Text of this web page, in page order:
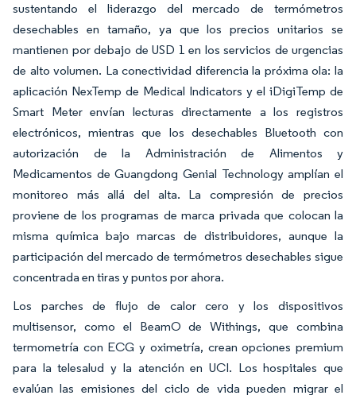
sustentando el liderazgo del mercado de termómetros
desechables en tamaño, ya que los precios unitarios se
mantienen por debajo de USD 1 en los servicios de urgencias
de alto volumen. La conectividad diferencia la próxima ola: la
aplicación NexTemp de Medical Indicators y el iDigiTemp de
Smart Meter envían lecturas directamente a los registros
electrónicos, mientras que los desechables Bluetooth con
autorización de la Administración de Alimentos y
Medicamentos de Guangdong Genial Technology amplían el
monitoreo más allá del alta. La compresión de precios
proviene de los programas de marca privada que colocan la
misma química bajo marcas de distribuidores, aunque la
participación del mercado de termómetros desechables sigue
concentrada en tiras y puntos por ahora.
Los parches de flujo de calor cero y los dispositivos
multisensor, como el BeamO de Withings, que combina
termometría con ECG y oximetría, crean opciones premium
para la telesalud y la atención en UCI. Los hospitales que
evalúan las emisiones del ciclo de vida pueden migrar el